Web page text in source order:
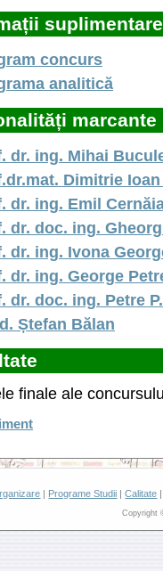
suplimentare
concurs
analitică
marcante
dr. ing. Mihai
Dimitrie
dr. ing. Emil
dr. doc. ing.
dr. ing. Ivona
dr. ing. George
dr. doc. ing. Petre
Ștefan Bălan
finale ale
| Programe Studii |Calitate
Copyright